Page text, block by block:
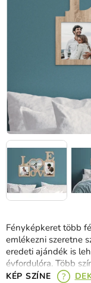
Fényképkeret több
emlékezni szeretne
eredeti ajándék is
évfordulóra. Több
KÉP SZÍNE